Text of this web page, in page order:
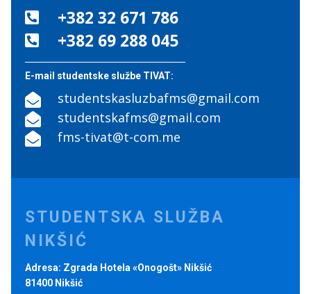
 +382 32 671 786
 +382 69 288 045
E-mail studentske službe TIVAT:
 studentskasluzbafms@gmail.com
 studentskafms@gmail.com
 fms-tivat@t-com.me
STUDENTSKA SLUŽBA
NIKŠIĆ
Adresa: Zgrada Hotela «Onogošt» Nikšić
81400 Nikšić